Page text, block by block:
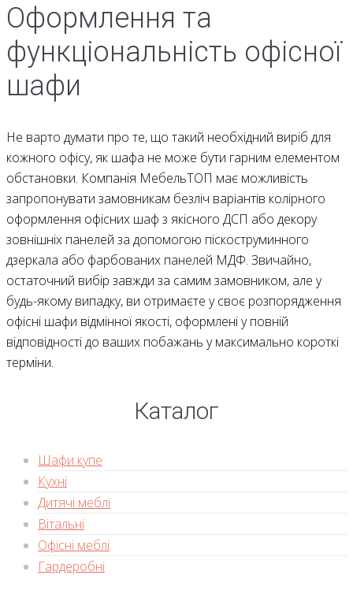
Оформлення та
функціональність офісної
шафи
Не варто думати про те, що такий необхідний виріб для
кожного офісу, як шафа не може бути гарним елементом
обстановки. Компанія МебельТОП має можливість
запропонувати замовникам безліч варіантів колірного
оформлення офісних шаф з якісного ДСП або декору
зовнішніх панелей за допомогою піскоструминного
дзеркала або фарбованих панелей МДФ. Звичайно,
остаточний вибір завжди за самим замовником, але у
будь-якому випадку, ви отримаєте у своє розпорядження
офісні шафи відмінної якості, оформлені у повній
відповідності до ваших побажань у максимально короткі
терміни.
Каталог
Шафи купе
Кухні
Дитячі меблі
Вітальні
Офісні меблі
Гардеробні